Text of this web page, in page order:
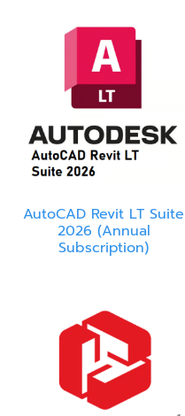
AutoCAD Revit LT Suite
2026 (Annual
Subscription)